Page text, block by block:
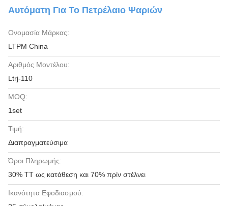
Αυτόματη Για Το Πετρέλαιο Ψαριών
Ονομασία Μάρκας:
LTPM China
Αριθμός Μοντέλου:
Ltrj-110
MOQ:
1set
Τιμή:
Διαπραγματεύσιμα
Όροι Πληρωμής:
30% TT ως κατάθεση και 70% πρίν στέλνει
Ικανότητα Εφοδιασμού: